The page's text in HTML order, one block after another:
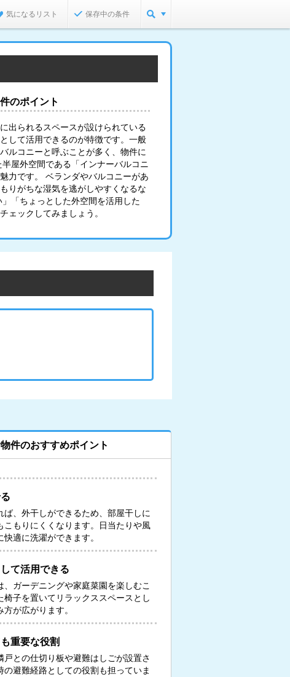
気になるリスト 保存中の条件
のポイント
出られるスペースが設けられている
して活用できるのが特徴です。一般
ルコニーと呼ぶことが多く、物件に
屋外空間である「インナーバルコニ
力です。 ベランダやバルコニーがあ
りがちな湿気を逃がしやすくなるな
「ちょっとした外空間を活用した
ェックしてみましょう。
件のおすすめポイント
、外干しができるため、部屋干しに
こもりにくくなります。日当たりや風
適に洗濯ができます。
て活用できる
ガーデニングや家庭菜園を楽しむこ
椅子を置いてリラックススペースとし
が広がります。
重要な役割
との仕切り板や避難はしごが設置さ
避難経路としての役割も担っていま